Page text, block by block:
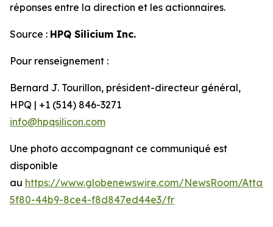
réponses entre la direction et les actionnaires.
Source : HPQ Silicium Inc.
Pour renseignement :
Bernard J. Tourillon, président-directeur général,
HPQ | +1 (514) 846-3271
info@hpqsilicon.com
Une photo accompagnant ce communiqué est
disponible
au https://www.globenewswire.com/NewsRoom/
5f80-44b9-8ce4-f8d847ed44e3/fr